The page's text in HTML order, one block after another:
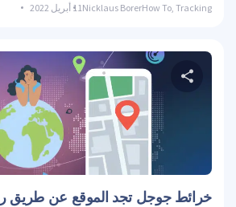
How To Tracking
Nicklaus Borer 11 أبريل 2022
حصة هذه المادة
تويتر فيسبوك نسخ الوصلة
خرائط جوجل تجد الموقع عن طريق